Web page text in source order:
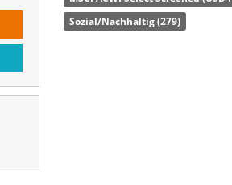
Waffen, Tabak,
Sozial/Nachhaltig (279)